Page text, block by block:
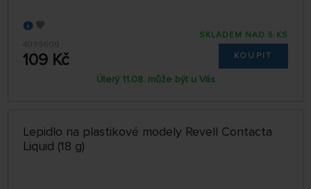
4039609
109 Kč
SKLADEM NAD 5 KS
KOUPIT
Úterý 11.08. může být u Vás
Lepidlo na plastikové modely Revell Contacta
Liquid (18 g)